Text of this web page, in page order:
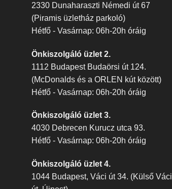
2330 Dunaharaszti Némedi út 67
(Piramis üzletház parkoló)
Hétfő - Vasárnap: 06h-20h óráig
Önkiszolgáló üzlet 2.
1112 Budapest Budaörsi út 124.
(McDonalds és a ORLEN kút között)
Hétfő - Vasárnap: 06h-20h óráig
Önkiszolgáló üzlet 3.
4030 Debrecen Kurucz utca 93.
Hétfő - Vasárnap: 06h-20h óráig
Önkiszolgáló üzlet 4.
1044 Budapest, Váci út 34. (Külső Váci